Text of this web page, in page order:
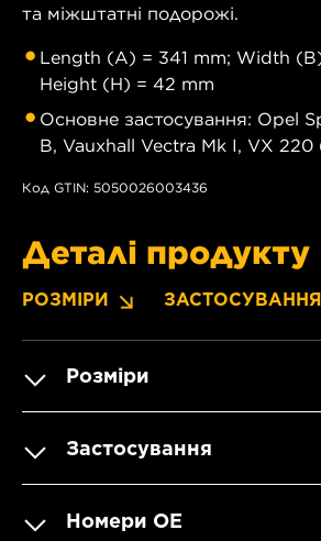
та міжштатні подорожі.
Length (A) = 341 mm; Width
Height (H) = 42 mm
Основне застосування: Opel
B, Vauxhall Vectra Mk I, VX 220
Код GTIN: 5050026003436
Деталі продукту
РОЗМІРИ ЗАСТОСУВАННЯ
Розміри
Застосування
Номери OE